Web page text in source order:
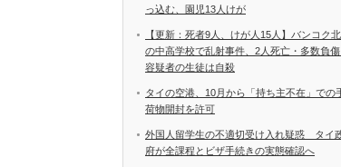
っ込む、園児13人けが
【更新：死者9人、けが人15人】バンコク
の中高学校で乱射事件、2人死亡・多数負
容疑者の生徒は自殺
タイの空港、10月から「持ち主不在」での
荷物開封を許可
外国人留学生の不適切受け入れ疑惑 タイ
府が全課程とビザ手続きの実態確認へ